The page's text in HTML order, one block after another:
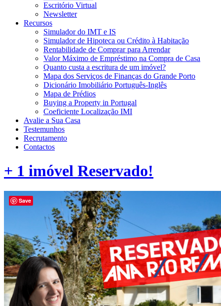
Escritório Virtual
Newsletter
Recursos
Simulador do IMT e IS
Simulador de Hipoteca ou Crédito à Habitação
Rentabilidade de Comprar para Arrendar
Valor Máximo de Empréstimo na Compra de Casa
Quanto custa a escritura de um imóvel?
Mapa dos Serviços de Finanças do Grande Porto
Dicionário Imobiliário Português-Inglês
Mapa de Prédios
Buying a Property in Portugal
Coeficiente Localização IMI
Avalie a Sua Casa
Testemunhos
Recrutamento
Contactos
+ 1 imóvel Reservado!
Save